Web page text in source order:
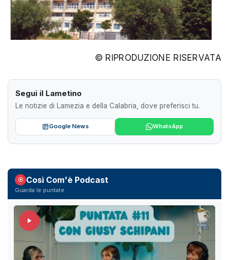
© RIPRODUZIONE RISERVATA
Segui il Lametino
Le notizie di Lamezia e della Calabria, dove preferisci tu.
Google News WhatsApp
Così Com'è Podcast
Guarda le puntate